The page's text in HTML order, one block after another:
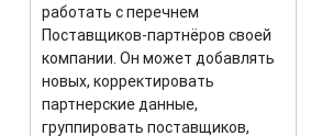
работать с перечнем
Поставщиков-партнёров своей
компании. Он может добавлять
новых, корректировать
партнерские данные,
группировать поставщиков,